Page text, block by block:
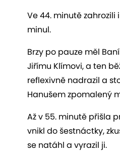
Ve 44. minutě
minul.
Brzy po pauze měl
Jiřímu Klímovi, a ten
reflexivně nadrazil a
Hanušem zpomalený
Až v 55. minutě přišla
vnikl do šestnáctky,
se natáhl a vyrazil ji.